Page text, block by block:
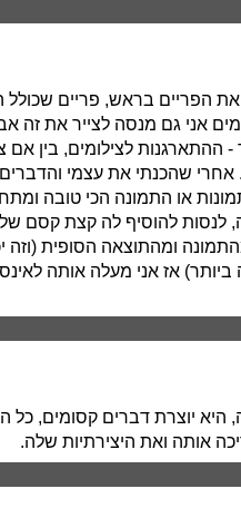
הפריים בראש, פריים שכולל
אני גם מנסה לצייר את זה
ההתארגנות לצילומים, בין אם
שהכנתי את עצמי והדברים
או התמונה הכי טובה
לנסות להוסיף לה קצת קסם
שאני מרוצה מהתמונה ומהתוצאה הסופית
ביותר) אז אני מעלה אותה
היא יוצרת דברים קסומים, כל
אותה ואת היצירתיות שלה.